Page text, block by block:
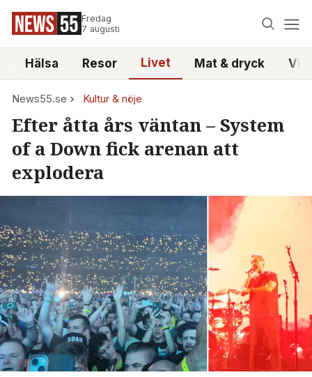
Fredag
7 augusti
Hälsa Resor Livet Mat & dryck
News55.se Kultur & nöje
Efter åtta års väntan – System
of a Down fick arenan att
explodera